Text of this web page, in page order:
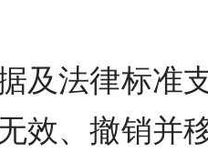
及法律标准
效、撤销并